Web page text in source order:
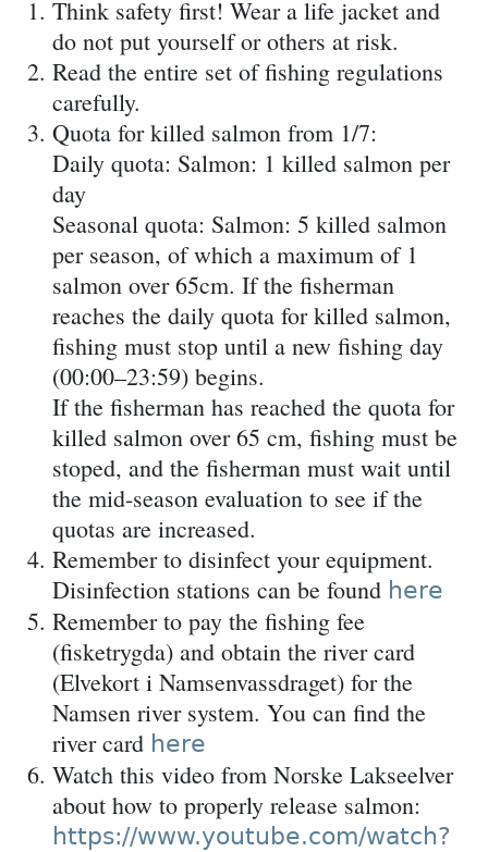
Think safety first! Wear a life jacket and
do not put yourself or others at risk.
Read the entire set of fishing regulations
carefully.
Quota for killed salmon from 1/7:
Daily quota: Salmon: 1 killed salmon per
day
Seasonal quota: Salmon: 5 killed salmon
per season, of which a maximum of 1
salmon over 65cm. If the fisherman
reaches the daily quota for killed salmon,
fishing must stop until a new fishing day
(00:00–23:59) begins.
If the fisherman has reached the quota for
killed salmon over 65 cm, fishing must be
stoped, and the fisherman must wait until
the mid-season evaluation to see if the
quotas are increased.
Remember to disinfect your equipment.
Disinfection stations can be found here
Remember to pay the fishing fee
(fisketrygda) and obtain the river card
(Elvekort i Namsenvassdraget) for the
Namsen river system. You can find the
river card here
Watch this video from Norske Lakseelver
about how to properly release salmon:
https://www.youtube.com/watch?